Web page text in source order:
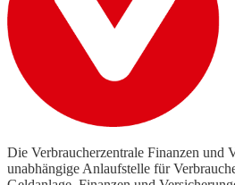
Die Verbraucherzentrale Finanzen und
unabhängige Anlaufstelle für